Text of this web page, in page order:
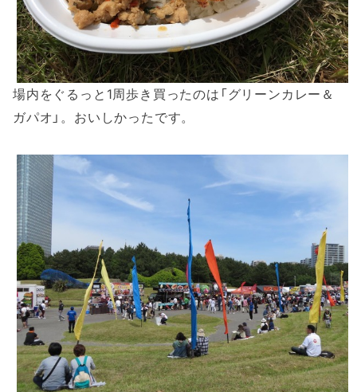
場内をぐるっと1周歩き買ったのは「グリーンカレー＆
ガパオ」。おいしかったです。